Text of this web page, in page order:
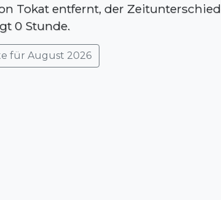
Tokat entfernt, der Zeitunterschied
0 Stunde.
für August 2026